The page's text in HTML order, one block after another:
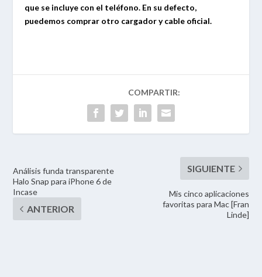
que se incluye con el teléfono. En su defecto,
puedemos comprar otro cargador y cable oficial.
Análisis funda transparente
Halo Snap para iPhone 6 de
Incase
Mis cinco aplicaciones
favoritas para Mac [Fran
Linde]